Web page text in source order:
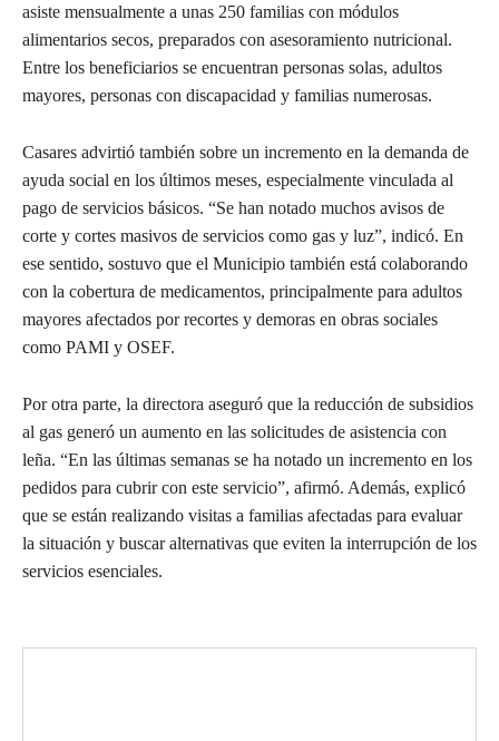
asiste mensualmente a unas 250 familias con módulos
alimentarios secos, preparados con asesoramiento nutricional.
Entre los beneficiarios se encuentran personas solas, adultos
mayores, personas con discapacidad y familias numerosas.
Casares advirtió también sobre un incremento en la demanda de
ayuda social en los últimos meses, especialmente vinculada al
pago de servicios básicos. “Se han notado muchos avisos de
corte y cortes masivos de servicios como gas y luz”, indicó. En
ese sentido, sostuvo que el Municipio también está colaborando
con la cobertura de medicamentos, principalmente para adultos
mayores afectados por recortes y demoras en obras sociales
como PAMI y OSEF.
Por otra parte, la directora aseguró que la reducción de subsidios
al gas generó un aumento en las solicitudes de asistencia con
leña. “En las últimas semanas se ha notado un incremento en los
pedidos para cubrir con este servicio”, afirmó. Además, explicó
que se están realizando visitas a familias afectadas para evaluar
la situación y buscar alternativas que eviten la interrupción de los
servicios esenciales.